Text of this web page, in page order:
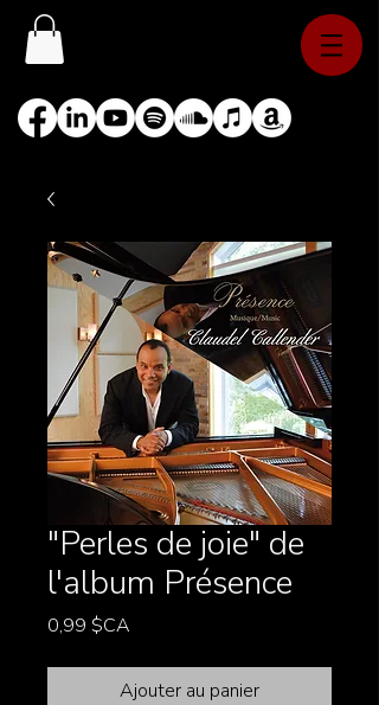
"Perles de joie" de
l'album Présence
0,99 $CA
Ajouter au panier